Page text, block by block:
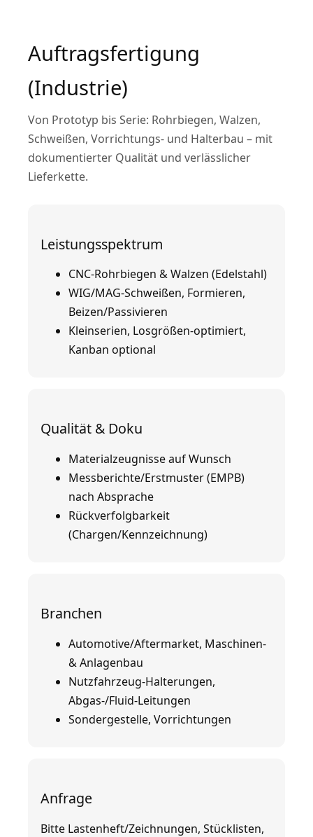
Auftragsfertigung
(Industrie)
Von Prototyp bis Serie: Rohrbiegen, Walzen,
Schweißen, Vorrichtungs- und Halterbau – mit
dokumentierter Qualität und verlässlicher
Lieferkette.
Leistungsspektrum
CNC-Rohrbiegen & Walzen (Edelstahl)
WIG/MAG-Schweißen, Formieren,
Beizen/Passivieren
Kleinserien, Losgrößen-optimiert,
Kanban optional
Qualität & Doku
Materialzeugnisse auf Wunsch
Messberichte/Erstmuster (EMPB)
nach Absprache
Rückverfolgbarkeit
(Chargen/Kennzeichnung)
Branchen
Automotive/Aftermarket, Maschinen-
& Anlagenbau
Nutzfahrzeug-Halterungen,
Abgas-/Fluid-Leitungen
Sondergestelle, Vorrichtungen
Anfrage
Bitte Lastenheft/Zeichnungen, Stücklisten,